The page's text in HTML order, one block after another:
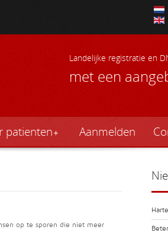
Landelijke registratie en
met een
patienten Aanmelden
op te sporen die niet meer